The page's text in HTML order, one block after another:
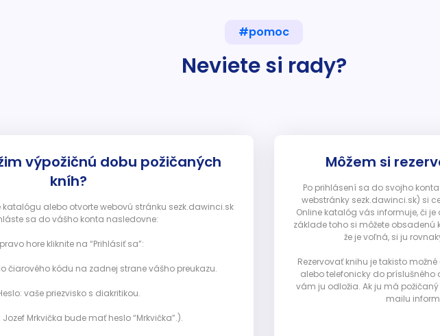
#pomoc
Neviete si rady?
výpožičnú dobu požičaných
kníh?
katalógu alebo otvorte webovú stránku sezk.dawinci.sk
sa do vášho konta nasledovne:
hore kliknite na “Prihlásiť sa”:
čiarového kódu na zadnej strane vášho preukazu.
vaše priezvisko s diakritikou.
Mrkvička bude mať heslo “Mrkvička”.).
Môžem si
Po prihlásení sa do svojho
webstránky sezk.dawinci.sk) si
Online katalóg vás informuje, či
základe toho si môžete obsadenú
že je voľná, si ju
Rezervovať knihu je takisto
alebo telefonicky do
vám ju odložia. Ak ju má
mailu